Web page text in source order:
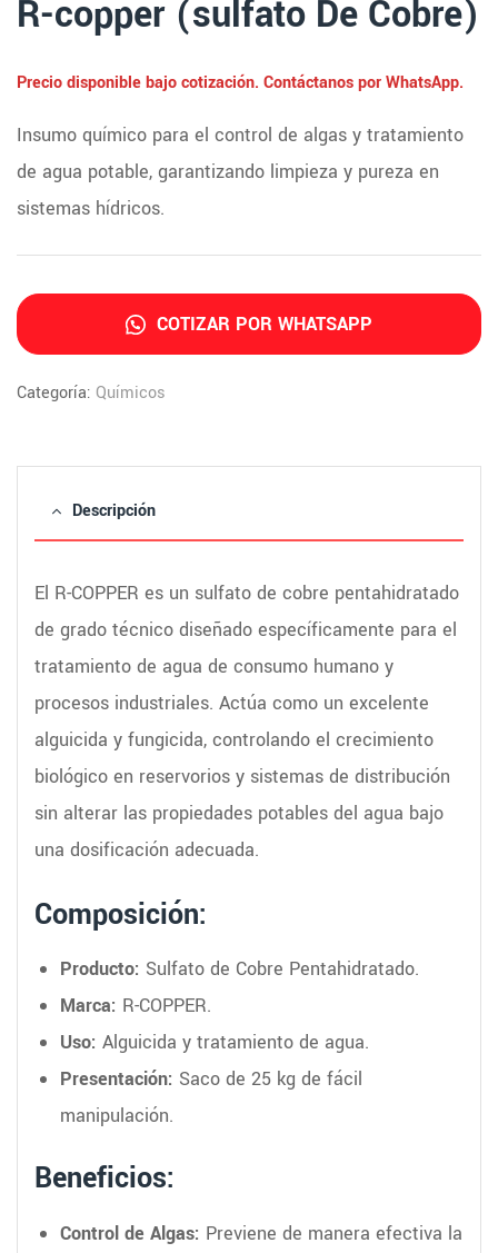
R-copper (sulfato De Cobre)
Precio disponible bajo cotización. Contáctanos por WhatsApp.
Insumo químico para el control de algas y tratamiento
de agua potable, garantizando limpieza y pureza en
sistemas hídricos.
COTIZAR POR WHATSAPP
Categoría: Químicos
Descripción
El R-COPPER es un sulfato de cobre pentahidratado
de grado técnico diseñado específicamente para el
tratamiento de agua de consumo humano y
procesos industriales. Actúa como un excelente
alguicida y fungicida, controlando el crecimiento
biológico en reservorios y sistemas de distribución
sin alterar las propiedades potables del agua bajo
una dosificación adecuada.
Composición:
Producto: Sulfato de Cobre Pentahidratado.
Marca: R-COPPER.
Uso: Alguicida y tratamiento de agua.
Presentación: Saco de 25 kg de fácil
manipulación.
Beneficios:
Control de Algas: Previene de manera efectiva la